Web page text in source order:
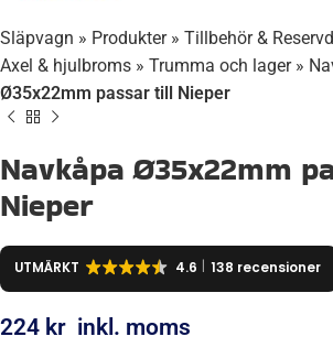
Släpvagn » Produkter» Tillbehör &
Axel & hjulbroms » Trumma och lager»
Ø35x22mm passar till Nieper
Navkåpa Ø35x22mm
Nieper
UTMÄRKT 4.6 138 recensioner
224 kr inkl. moms